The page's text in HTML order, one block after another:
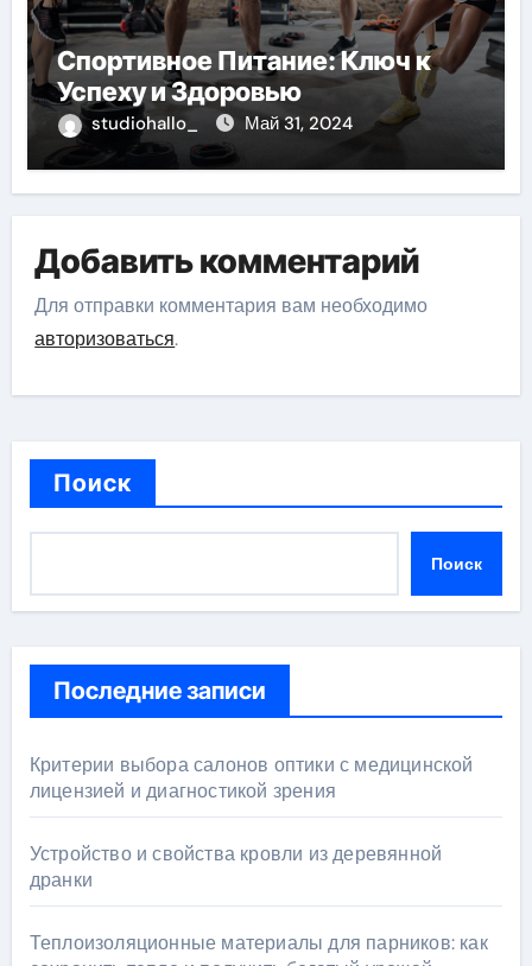
Спортивное Питание: Ключ к
Успеху и Здоровью
studiohallo_ Май 31, 2024
Добавить комментарий
Для отправки комментария вам необходимо
авторизоваться.
Поиск
Поиск
Последние записи
Критерии выбора салонов оптики с медицинской
лицензией и диагностикой зрения
Устройство и свойства кровли из деревянной
дранки
Теплоизоляционные материалы для парников: как